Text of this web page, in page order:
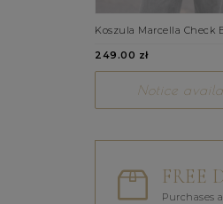
Koszula Marcella Check
249.00 zł
Notice
FREE
Purchases